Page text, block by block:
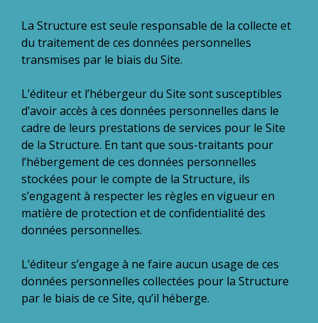
La Structure est seule responsable de la collecte et
du traitement de ces données personnelles
transmises par le biais du Site.
L’éditeur et l’hébergeur du Site sont susceptibles
d’avoir accès à ces données personnelles dans le
cadre de leurs prestations de services pour le Site
de la Structure. En tant que sous-traitants pour
l’hébergement de ces données personnelles
stockées pour le compte de la Structure, ils
s’engagent à respecter les règles en vigueur en
matière de protection et de confidentialité des
données personnelles.
L’éditeur s’engage à ne faire aucun usage de ces
données personnelles collectées pour la Structure
par le biais de ce Site, qu’il héberge.